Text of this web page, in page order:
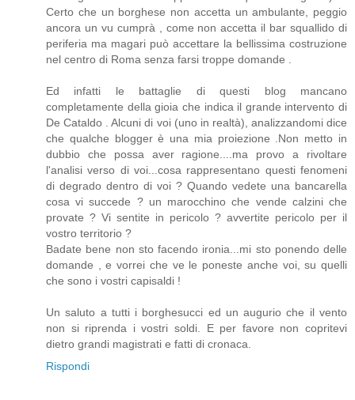
Certo che un borghese non accetta un ambulante, peggio
ancora un vu cumprà , come non accetta il bar squallido di
periferia ma magari può accettare la bellissima costruzione
nel centro di Roma senza farsi troppe domande .
Ed infatti le battaglie di questi blog mancano
completamente della gioia che indica il grande intervento di
De Cataldo . Alcuni di voi (uno in realtà), analizzandomi dice
che qualche blogger è una mia proiezione .Non metto in
dubbio che possa aver ragione....ma provo a rivoltare
l'analisi verso di voi...cosa rappresentano questi fenomeni
di degrado dentro di voi ? Quando vedete una bancarella
cosa vi succede ? un marocchino che vende calzini che
provate ? Vi sentite in pericolo ? avvertite pericolo per il
vostro territorio ?
Badate bene non sto facendo ironia...mi sto ponendo delle
domande , e vorrei che ve le poneste anche voi, su quelli
che sono i vostri capisaldi !
Un saluto a tutti i borghesucci ed un augurio che il vento
non si riprenda i vostri soldi. E per favore non copritevi
dietro grandi magistrati e fatti di cronaca.
Rispondi